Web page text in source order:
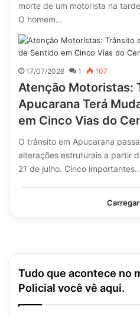
morte de um motorista na
O homem…
17/07/2026 1 107
Atenção Motoristas:
Apucarana Terá
em Cinco Vias do
O trânsito em Apucarana
alterações estruturais a partir
21 de julho. Cinco importantes…
Tudo que acontece no
Policial você vê aqui.